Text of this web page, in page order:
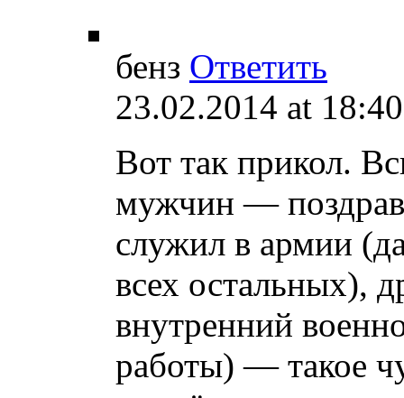
бенз Ответить
23.02.2014 at 18:40
Вот так прикол.
мужчин —
служил в армии
всех остальных),
внутренний
работы) — такое